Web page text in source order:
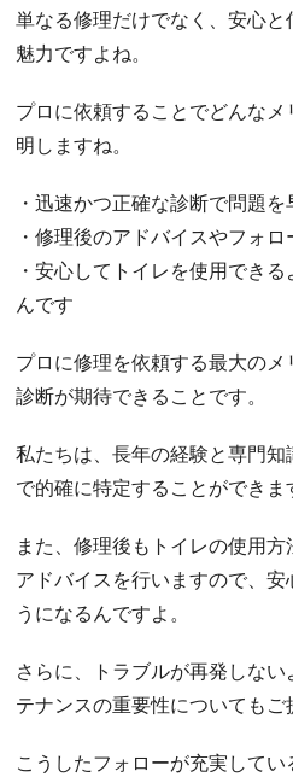
単なる修理だけでなく、安心
魅力ですよね。
プロに依頼することでどんな
明しますね。
・迅速かつ正確な診断で問題
・修理後のアドバイスやフォ
・安心してトイレを使用でき
んです
プロに修理を依頼する最大の
診断が期待できることです。
私たちは、長年の経験と専門
で的確に特定することができま
また、修理後もトイレの使用
アドバイスを行いますので、安
うになるんですよ。
さらに、トラブルが再発しな
テナンスの重要性についてもご
こうしたフォローが充実して